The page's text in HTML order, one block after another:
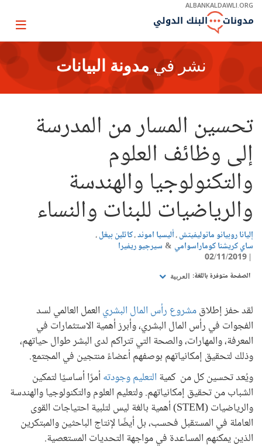
Skip
Main
ALBANKALDAWLI.ORG
Page
نشر في مدونة البيانات
تحسين المسار من المدرسة
إلى وظائف العلوم
والتكنولوجيا والهندسة
والرياضيات للبنات والنساء
إليانا روبيانو ماتوليفيتش أليسيا اموند كاثلين بيغل
ساي كريشنا كوماراسوامي سيرجيو ريفيرا
02/11/2019
الصفحة متوفرة باللغة: العربية
لقد حفز إطلاقمشروع رأس المال البشري العمل العالمي لسد
الفجوات في رأس المال البشري، وأبرز أهمية الاستثمارات في
المعرفة، والمهارات، والصحة التي تتراكم لدى البشر طوال حياتهم،
وذلك لتحقيق إمكانياتهم بوصفهم أعضاءً منتجين في المجتمع.
ويُعد تحسين كل من كمية التعليم وجودته أمرًا أساسيًا لتمكين
الشباب من تحقيق إمكانياتهم. ولتعليم العلوم والتكنولوجيا والهندسة
والرياضيات (STEM) أهمية بالغة ليس لتلبية احتياجات القوى
العاملة في المستقبل فحسب، بل أيضًا لإنتاج الباحثين والمبتكرين
الذين يمكنهم المساعدة في مواجهة التحديات المستعصية.